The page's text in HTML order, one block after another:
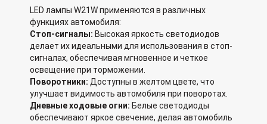
LED лампы W21W применяются в различных
функциях автомобиля:
Стоп-сигналы: Высокая яркость светодиодов
делает их идеальными для использования в стоп-
сигналах, обеспечивая мгновенное и четкое
освещение при торможении.
Поворотники: Доступны в желтом цвете, что
улучшает видимость автомобиля при поворотах.
Дневные ходовые огни: Белые светодиоды
обеспечивают яркое свечение, делая автомобиль